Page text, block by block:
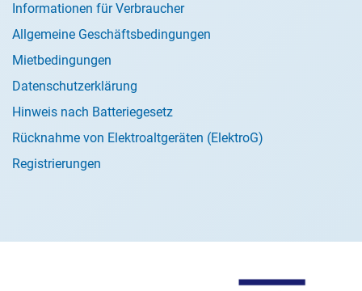
Informationen für Verbraucher
Allgemeine Geschäftsbedingungen
Mietbedingungen
Datenschutzerklärung
Hinweis nach Batteriegesetz
Rücknahme von Elektroaltgeräten (ElektroG)
Registrierungen